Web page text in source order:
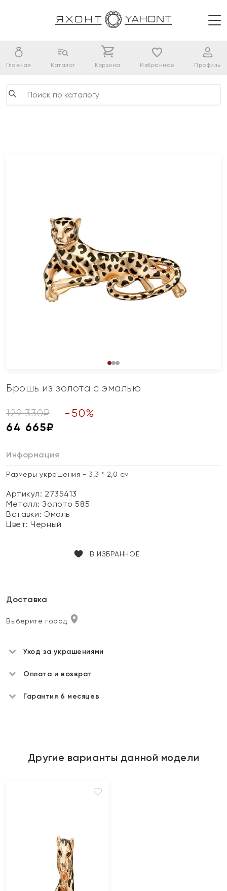
Главная Каталог Корзина Избранное Профиль
Брошь из золота с эмалью
129 330₽ - 50%
64 665₽
Информация
Размеры украшения - 3,3 * 2,0 см
Артикул: 2735413
Металл:Золото 585
Вставки:Эмаль
Цвет:Черный
В ИЗБРАННОЕ
Доставка
Выберите город
Уход за украшениями
Оплата и возврат
Гарантия 6 месяцев
Другие варианты данной модели